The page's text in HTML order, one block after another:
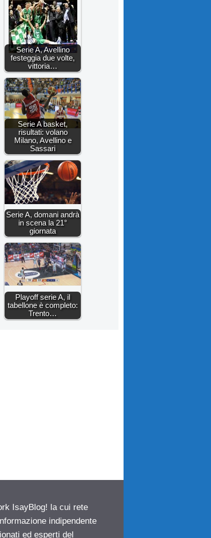
Serie A, Avellino
festeggia due volte,
vittoria…
Serie A basket,
risultati: volano
Milano, Avellino e
Sassari
Serie A, domani andrà
in scena la 21°
giornata
Playoff serie A, il
tabellone è completo:
Trento…
IsayBlog! la cui rete
indipendente
ed esperti del